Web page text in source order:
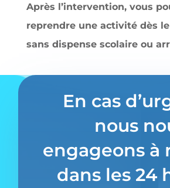
Après l’intervention, vous
reprendre une activité dès
sans dispense scolaire ou
En cas
nous
engageons à
dans les 24